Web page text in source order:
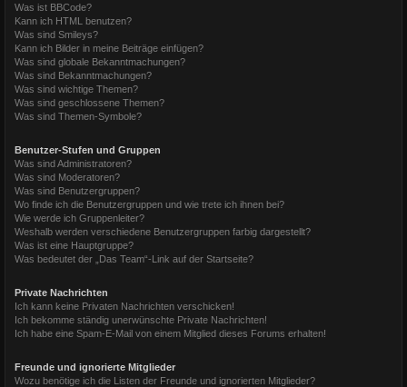
Was ist BBCode?
Kann ich HTML benutzen?
Was sind Smileys?
Kann ich Bilder in meine Beiträge einfügen?
Was sind globale Bekanntmachungen?
Was sind Bekanntmachungen?
Was sind wichtige Themen?
Was sind geschlossene Themen?
Was sind Themen-Symbole?
Benutzer-Stufen und Gruppen
Was sind Administratoren?
Was sind Moderatoren?
Was sind Benutzergruppen?
Wo finde ich die Benutzergruppen und wie trete ich ihnen bei?
Wie werde ich Gruppenleiter?
Weshalb werden verschiedene Benutzergruppen farbig dargestellt?
Was ist eine Hauptgruppe?
Was bedeutet der „Das Team“-Link auf der Startseite?
Private Nachrichten
Ich kann keine Privaten Nachrichten verschicken!
Ich bekomme ständig unerwünschte Private Nachrichten!
Ich habe eine Spam-E-Mail von einem Mitglied dieses Forums erhalten!
Freunde und ignorierte Mitglieder
Wozu benötige ich die Listen der Freunde und ignorierten Mitglieder?